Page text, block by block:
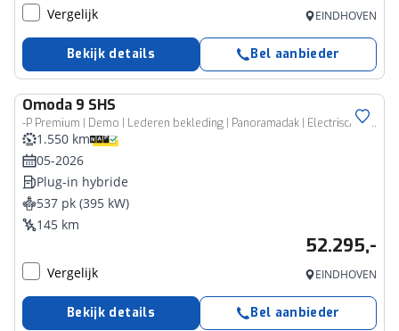
Vergelijk EINDHOVEN
Bekijk details Bel aanbieder
Omoda 9 SHS
-P Premium | Demo | Lederen bekleding | Panoramadak | Electrische stoelen met geheugen | Sony audio systeem| 360 graden camera |
1.550 km
05-2026
Plug-in hybride
537 pk (395 kW)
145 km
52.295,-
Vergelijk EINDHOVEN
Bekijk details Bel aanbieder